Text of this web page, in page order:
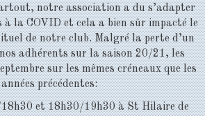
notre association a du s’adapter
la COVID et cela a bien sûr impacté le
de notre club. Malgré la perte d’un
adhérents sur la saison 20/21, les
sur les mêmes créneaux que les
années précédentes:
et 18h30/19h30 à St Hilaire de